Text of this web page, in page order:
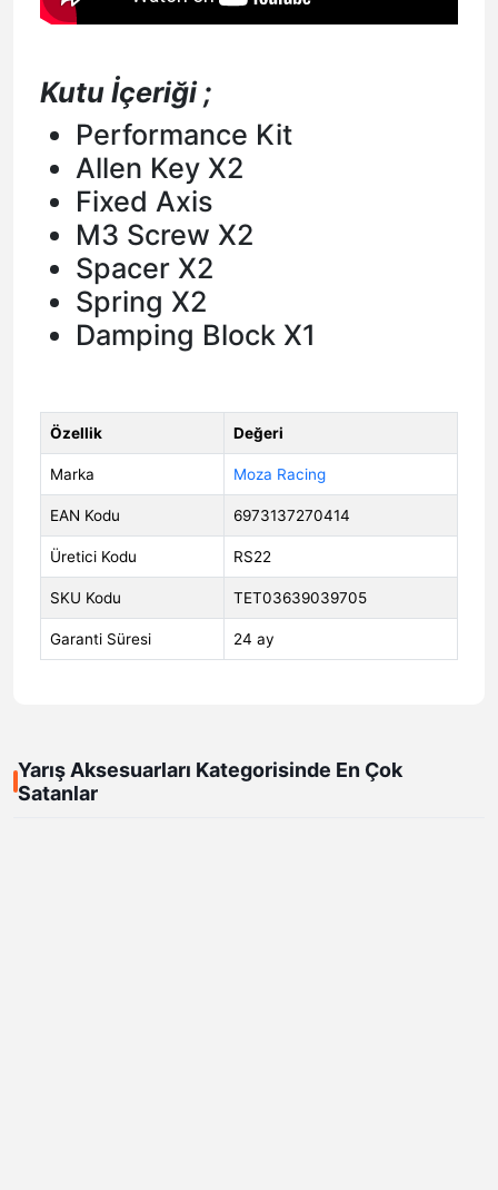
Kutu İçeriği ;
Performance Kit
Allen Key X2
Fixed Axis
M3 Screw X2
Spacer X2
Spring X2
Damping Block X1
Özellik Değeri
Marka Moza Racing
EAN Kodu 6973137270414
Üretici Kodu RS22
SKU Kodu TET03639039705
Garanti Süresi 24 ay
Yarış Aksesuarları Kategorisinde En Çok
Satanlar